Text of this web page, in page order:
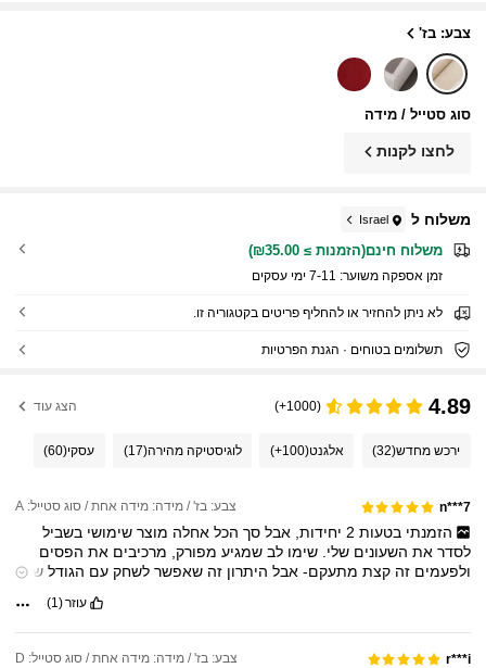
צבע: בז'
סוג סטייל / מידה
לחצו לקנות
משלוח ל Israel
משלוח חינם(הזמנות ≥ ₪35.00)
זמן אספקה ​​משוער: 7-11 ימי עסקים
לא ניתן להחזיר או להחליף פריטים בקטגוריה זו.
תשלומים בטוחים · הגנת הפרטיות
4.89
(1000+) הצג עוד
ירכש מחדש(32) אלגנט(100+) לוגיסטיקה מהירה(17) עסקי(60)
n***7 צבע: בז' / מידה: מידה אחת / סוג סטייל: A
הזמנתי בטעות 2 יחידות, אבל סך הכל אחלה מוצר שימושי בשביל
לסדראת השעוניםשלי.שימולבשמגיע מפורק, מרכיביםאת הפסים
ולפעמיםזהקצת מתעקם-אבל היתרוןזהשאפשרלשחקעם הגודלשל
עוזר(1)
r***i צבע: בז' / מידה: מידה אחת / סוג סטייל: D